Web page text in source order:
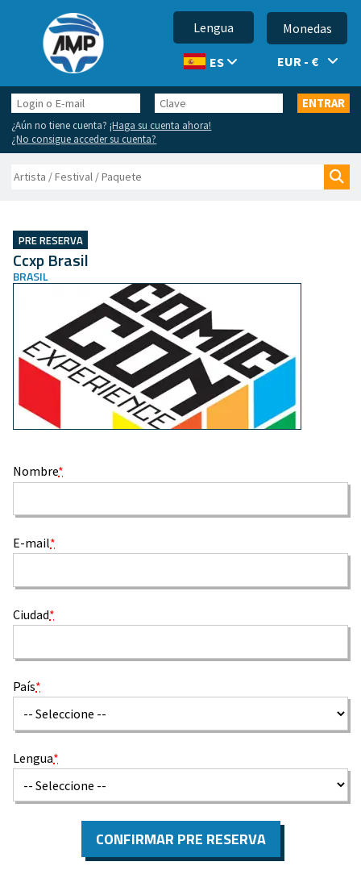
Lengua
ES
Monedas
EUR - €
Login
o
E-
mail
Clave ENTRAR
¿Aún no tiene cuenta?¡Haga su cuenta ahora!
¿No consigue acceder su cuenta?
Buscar
PRE RESERVA
Ccxp Brasil
BRASIL
Nombre*
E-mail*
Ciudad*
País*
Lengua*
CONFIRMAR PRE RESERVA